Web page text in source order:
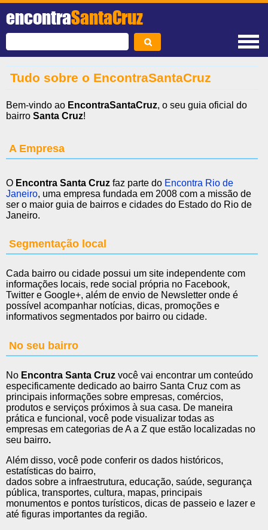
encontraSantaCruz
Tudo sobre o EncontraSantaCruz
Bem-vindo ao EncontraSantaCruz, o seu guia oficial do
bairro Santa Cruz!
A Empresa
O Encontra Santa Cruz faz parte do Encontra Rio de
Janeiro, uma empresa fundada em 2008 com a missão de
ser o maior guia de bairros e cidades do Estado do Rio de
Janeiro.
Segmentação local
Cada bairro ou cidade possui um site independente com
informações locais, rede social própria no Facebook,
Twitter e Google+, além de envio de Newsletter onde é
possível acompanhar notícias, dicas, promoções e
informativos segmentados por bairro ou cidade.
No seu bairro
No Encontra Santa Cruz você vai encontrar um conteúdo
especificamente dedicado ao bairro Santa Cruz com as
principais informações sobre empresas, comércios,
produtos e serviços próximos à sua casa. De maneira
prática e funcional, você pode visualizar todas as
empresas em categorias de A a Z que estão localizadas no
seu bairro.
Além disso, você pode conferir os dados históricos,
estatísticas do bairro,
dados sobre a infraestrutura, educação, saúde, segurança
pública, transportes, cultura, mapas, principais
monumentos e pontos turísticos, dicas de passeio e lazer e
até figuras importantes da região.